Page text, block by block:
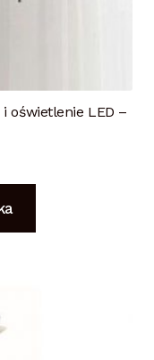
oświetlenie LED –